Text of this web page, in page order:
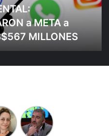
a META a
MILLONES